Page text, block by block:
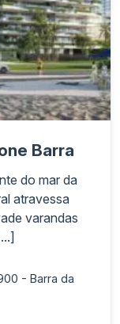
Barra
do mar da
atravessa
varandas
- Barra da